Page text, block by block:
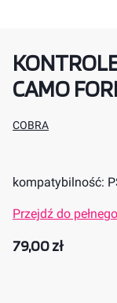
CAMO
COBRA
kompatybilność:
Przejdź do
Cena
79,00 zł